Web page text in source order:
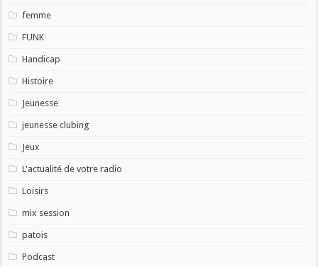
femme
FUNK
Handicap
Histoire
Jeunesse
jeunesse clubing
Jeux
L'actualité de votre radio
Loisirs
mix session
patois
Podcast